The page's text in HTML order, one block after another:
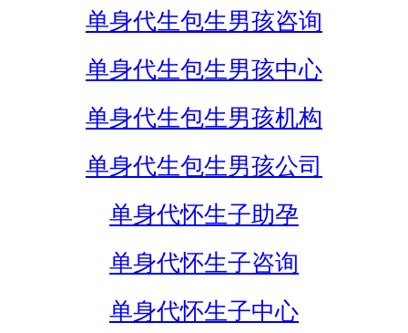
单身代生包生男孩咨询
单身代生包生男孩中心
单身代生包生男孩机构
单身代生包生男孩公司
单身代怀生子助孕
单身代怀生子咨询
单身代怀生子中心